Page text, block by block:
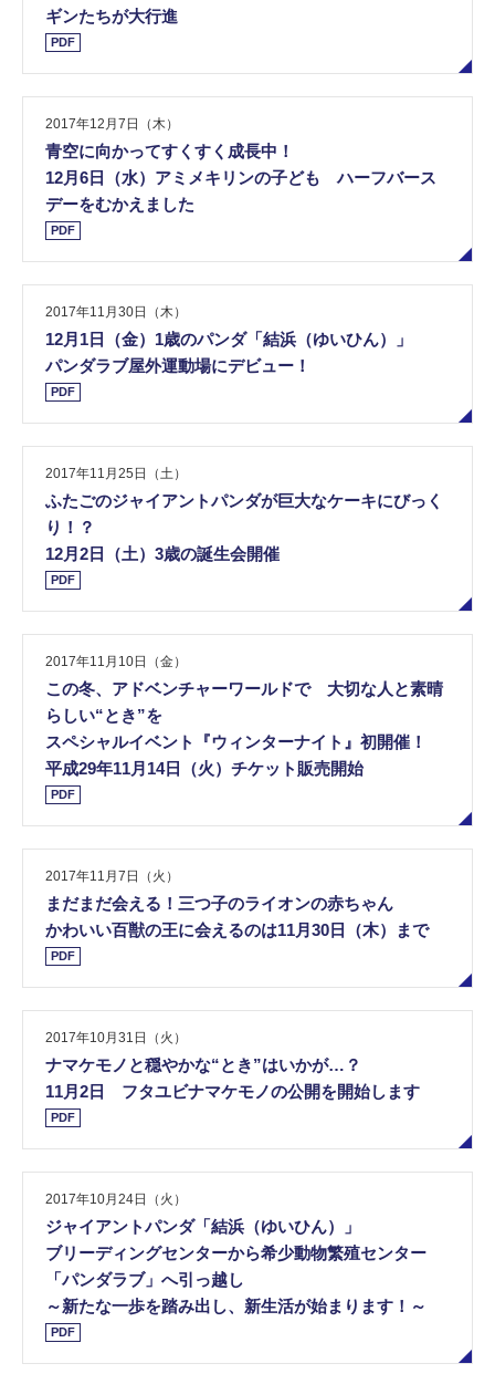
ギンたちが大行進
PDF
2017年12月7日（木）
青空に向かってすくすく成長中！
12月6日（水）アミメキリンの子ども ハーフバース
デーをむかえました
PDF
2017年11月30日（木）
12月1日（金）1歳のパンダ「結浜（ゆいひん）」
パンダラブ屋外運動場にデビュー！
PDF
2017年11月25日（土）
ふたごのジャイアントパンダが巨大なケーキにびっく
り！？
12月2日（土）3歳の誕生会開催
PDF
2017年11月10日（金）
この冬、アドベンチャーワールドで 大切な人と素晴
らしい“とき”を
スペシャルイベント『ウィンターナイト』初開催！
平成29年11月14日（火）チケット販売開始
PDF
2017年11月7日（火）
まだまだ会える！三つ子のライオンの赤ちゃん
かわいい百獣の王に会えるのは11月30日（木）まで
PDF
2017年10月31日（火）
ナマケモノと穏やかな“とき”はいかが…？
11月2日 フタユビナマケモノの公開を開始します
PDF
2017年10月24日（火）
ジャイアントパンダ「結浜（ゆいひん）」
ブリーディングセンターから希少動物繁殖センター
「パンダラブ」へ引っ越し
～新たな一歩を踏み出し、新生活が始まります！～
PDF